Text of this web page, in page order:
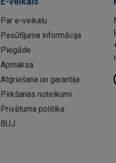
Par e-veikalu
Pasūtījuma informācija
Piegāde
Apmaksa
Atgriešana un garantija
Pirkšanas noteikumi
Privātuma politika
BUJ